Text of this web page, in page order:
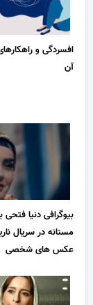
افسردگی و
آن
بیوگرافی دنیا فتحی
مستانه در سریال
عکس های شخصی